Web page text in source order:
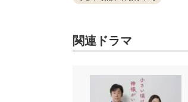
関連ドラマ